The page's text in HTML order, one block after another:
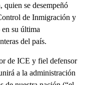
se desempeñó
de Inmigración y
su última
del país.
de ICE y fiel defensor
a la administración